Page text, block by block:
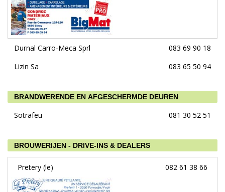
Durnal Carro-Meca Sprl
083 69 90 18
Lizin Sa
083 65 50 94
BRANDWERENDE EN AFGESCHERMDE DEUREN
Sotrafeu 081 30 52 51
BROUWERIJEN - DRIVE-INS & DEALERS
Pretery (le) 082 61 38 66